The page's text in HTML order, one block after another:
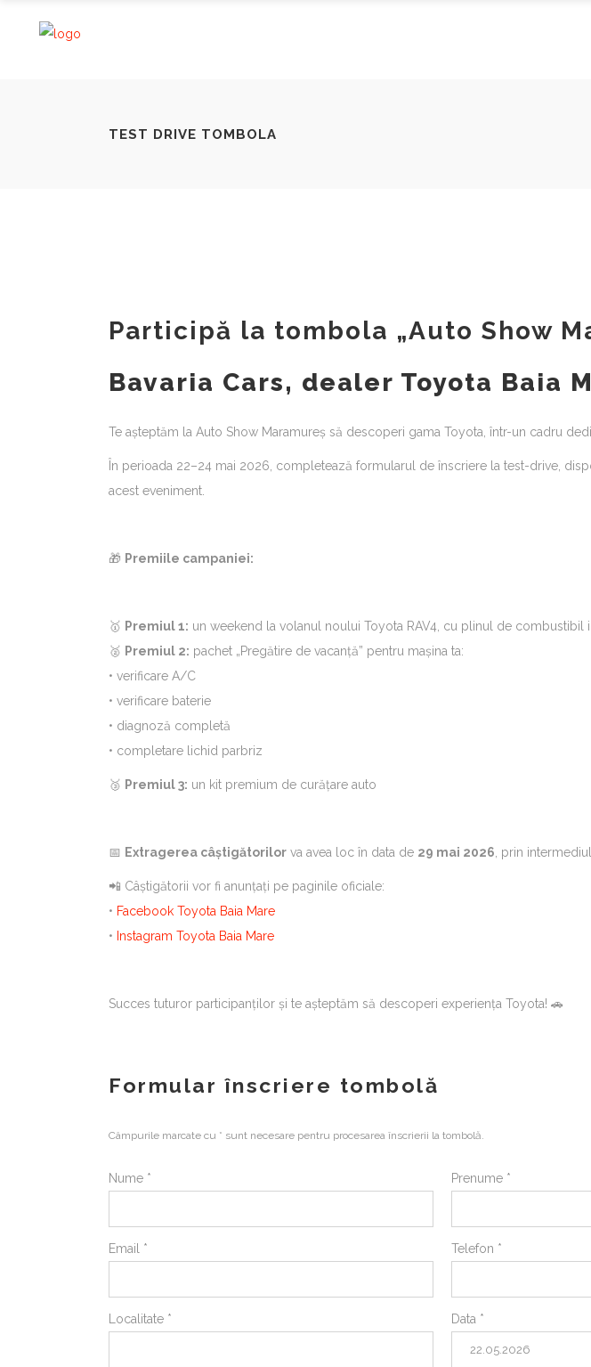
TEST DRIVE TOMBOLA
Participă la tombola „Auto Show
Bavaria Cars, dealer Toyota Baia
Te așteptăm la Auto Show Maramureș să descoperi gama Toyota, într-un cadru
În perioada 22–24 mai 2026, completează formularul de înscriere la test-drive,
acest eveniment.
🎁 Premiile campaniei:
🥇 Premiul 1: un weekend la volanul noului Toyota RAV4, cu plinul de combustibil
🥈 Premiul 2: pachet „Pregătire de vacanță” pentru mașina ta:
• verificare A/C
• verificare baterie
• diagnoză completă
• completare lichid parbriz
🥉 Premiul 3: un kit premium de curățare auto
📅 Extragerea câștigătorilor va avea loc în data de 29 mai 2026 , prin
📲 Câștigătorii vor fi anunțați pe paginile oficiale:
• Facebook Toyota Baia Mare
• Instagram Toyota Baia Mare
Succes tuturor participanților și te așteptăm să descoperi experiența Toyota! 🚗
Formular înscriere tombolă
Câmpurile marcate cu * sunt necesare pentru procesarea înscrierii la tombolă.
Nume * Prenume *
Email * Telefon *
Localitate * Data *